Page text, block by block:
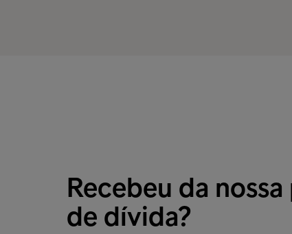
Recebeu da
de dívida?